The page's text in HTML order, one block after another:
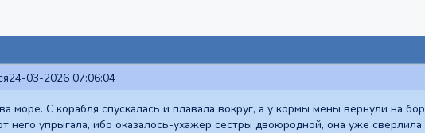
24-03-2026 07:06:04
море. С корабля спускалась и плавала вокруг, а у кормы мены вернули на
него упрыгала, ибо оказалось-ухажер сестры двоюродной, она уже